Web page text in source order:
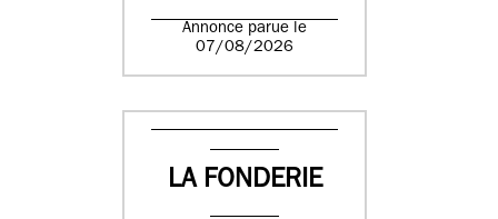
Annonce parue le
07/08/2026
LA FONDERIE